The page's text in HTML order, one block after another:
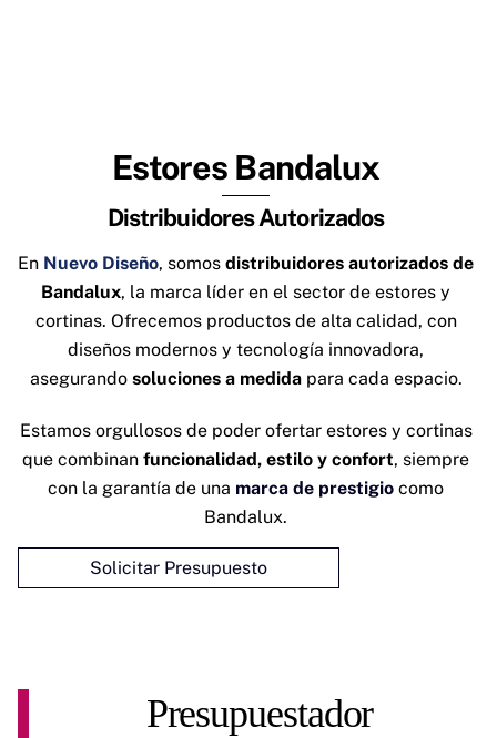
Estores Bandalux
Distribuidores Autorizados
En Nuevo Diseño, somos distribuidores autorizados de
Bandalux, la marca líder en el sector de estores y
cortinas. Ofrecemos productos de alta calidad, con
diseños modernos y tecnología innovadora,
asegurando soluciones a medidapara cada espacio.
Estamos orgullosos de poder ofertar estores y cortinas
que combinan funcionalidad, estilo y confort, siempre
con la garantía de una marca de prestigio como
Bandalux.
Solicitar Presupuesto
Presupuestador